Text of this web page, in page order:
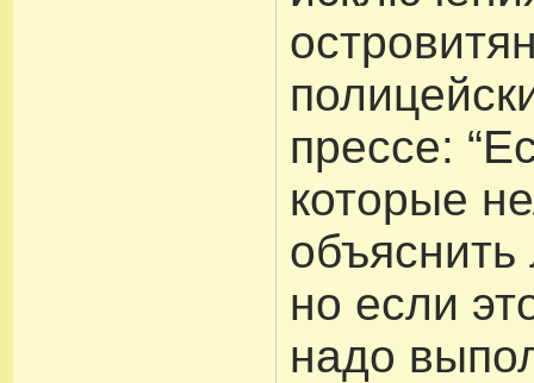
прессе:
которые
объяснить
но если
надо